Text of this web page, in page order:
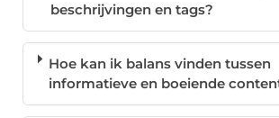
beschrijvingen en tags?
Hoe kan ik balans vinden tussen
informatieve en boeiende